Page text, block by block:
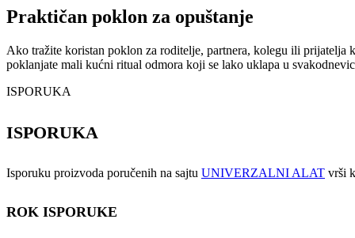
Praktičan poklon za opuštanje
Ako tražite koristan poklon za roditelje, partnera, kolegu ili prijatelja
poklanjate mali kućni ritual odmora koji se lako uklapa u
ISPORUKA
ISPORUKA
Isporuku proizvoda poručenih na sajtu UNIVERZALNI ALAT vrši
ROK ISPORUKE